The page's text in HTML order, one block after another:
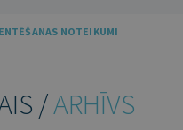
NOTEIKUMI
/ARHĪVS